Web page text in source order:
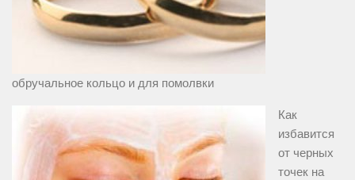
обручальное кольцо и для помолвки
Как
избавится
от черных
точек на